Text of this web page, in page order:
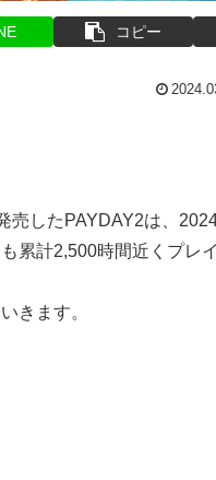
コピー
売したPAYDAY2は、
累計2,500時間近くプレ
きます。